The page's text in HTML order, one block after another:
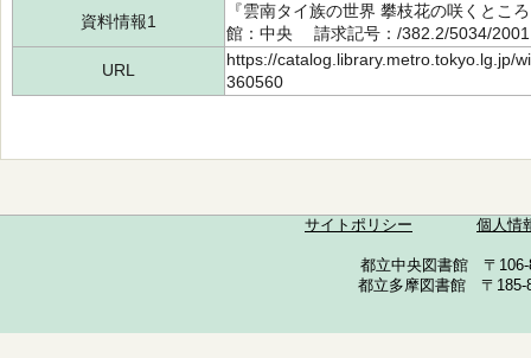
資料情報1
『雲南タイ族の世界 攀枝花の咲くと
館：中央 請求記号：/382.2/5034/
URL
https://catalog.library.metro.tokyo.lg.jp/
360560
サイトポリシー 個人情
都立中央図書館 〒
都立多摩図書館 〒185-